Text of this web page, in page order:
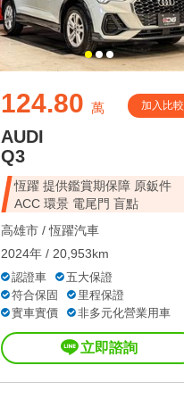
124.80 萬 加入比較
AUDI
Q3
恆躍 提供鑑賞期保障 原鈑件
ACC 環景 電尾門 盲點
高雄市 /恆躍汽車
2024年 / 20,953km
認證車
五大保證
符合保固
里程保證
實車實價
非多元化營業用車
立即諮詢